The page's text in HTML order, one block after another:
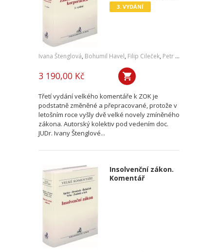
3. VYDÁNÍ
Ivana Štenglová, Bohumil Havel, Filip Cileček, Petr Kuhn
3 190,00 Kč
Třetí vydání velkého komentáře k ZOK je
podstatně změněné a přepracované, protože v
letošním roce vyšly dvě velké novely zmíněného
zákona. Autorský kolektiv pod vedením doc.
JUDr. Ivany Štenglové...
Insolvenční zákon.
Komentář